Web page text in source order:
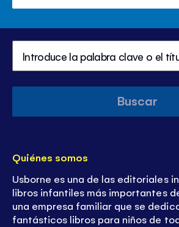
Buscar
Quiénes somos
Usborne es una de las editoriales
libros infantiles más importantes
una empresa familiar que se
fantásticos libros para niños de